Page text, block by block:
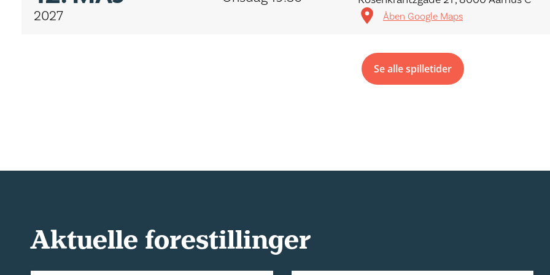
2027 Åben Google Maps
Se alle spilletider
Aktuelle forestillinger